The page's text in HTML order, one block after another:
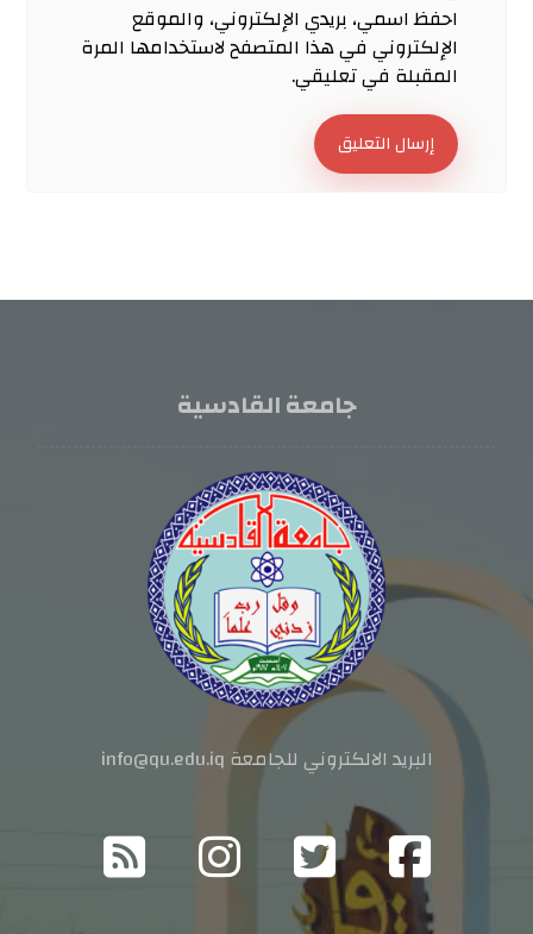
احفظ اسمي، بريدي الإلكتروني، والموقع
الإلكتروني في هذا المتصفح لاستخدامها المرة
المقبلة في تعليقي.
إرسال التعليق
جامعة القادسية
البريد الالكتروني للجامعة info@qu.edu.iq